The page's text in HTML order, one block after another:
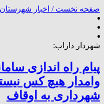
صفحه نخست / اخبار شهرستان
شهردار داراب:
پیام راه اندازی
شهرداری به اوقاف